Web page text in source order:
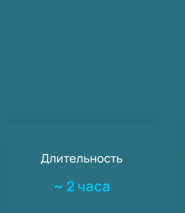
Длительность
~ 2 часа